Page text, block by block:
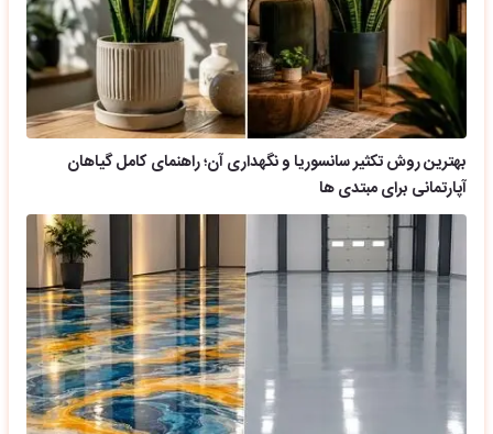
بهترین روش تکثیر سانسوریا و نگهداری آن؛ راهنمای کامل گیاهان
آپارتمانی برای مبتدی ها